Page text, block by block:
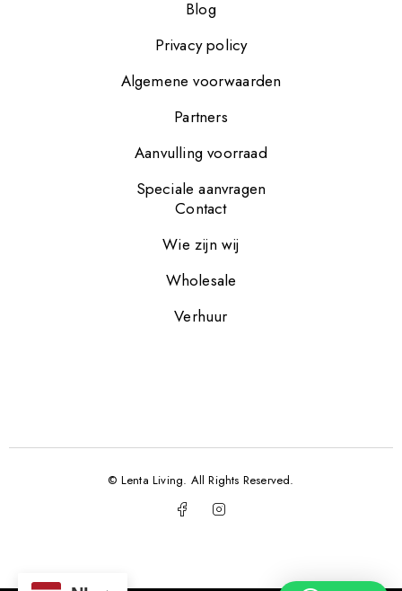
Blog
Privacy policy
Algemene voorwaarden
Partners
Aanvulling voorraad
Speciale aanvragen
Contact
Wie zijn wij
Wholesale
Verhuur
© Lenta Living. All Rights Reserved.